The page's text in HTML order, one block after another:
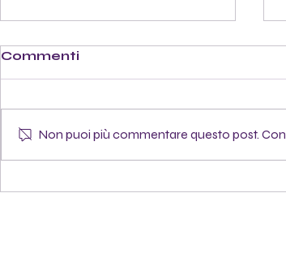
26/27
Commenti
Non puoi più commentare questo post.